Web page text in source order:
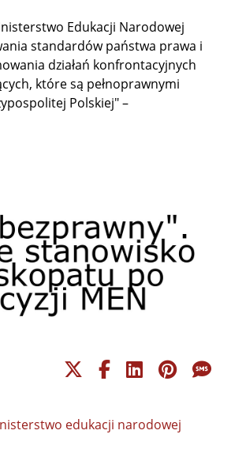
Edukacji Narodowej
standardów państwa prawa i
działań konfrontacyjnych
które są pełnoprawnymi
Polskiej" –
edukacji narodowej